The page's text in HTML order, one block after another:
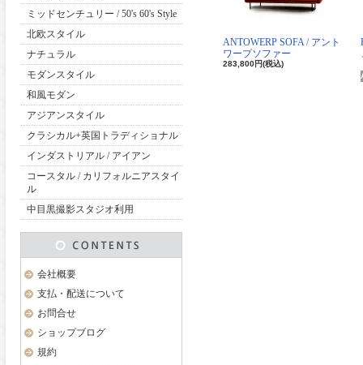
ミッドセンチュリー / 50's 60's Style
北欧スタイル
ナチュラル
モダンスタイル
和風モダン
アジアンスタイル
クラシカル+英国トラディショナル
インダストリアル / アイアン
コースタル / カリフォルニアスタイ
ル
中目黒撮影スタジオ利用
会社概要
支払・配送について
お問合せ
ショップブログ
規約
ANTOWERP SOFA / アント
ワープソファー
283,800円(税込)